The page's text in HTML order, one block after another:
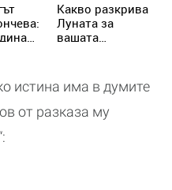
Kакво разкрива
Луната за
вашата
истина има в думите
от разказа му